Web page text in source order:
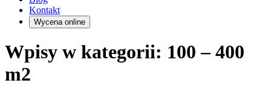
Kontakt
Wycena online
Wpisy w kategorii: 100 – 400
m2